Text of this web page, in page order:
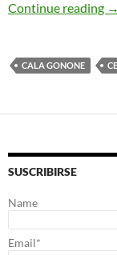
Continue reading →
CALA GONONE
SUSCRIBIRSE
Name
Email*